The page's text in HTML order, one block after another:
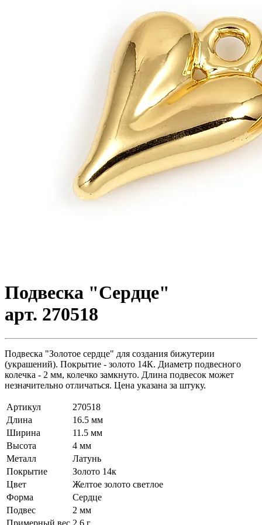
Подвеска "Сердце"
арт. 270518
Подвеска "Золотое сердце" для создания бижутерии
(украшений). Покрытие - золото 14К. Диаметр подвесного
колечка - 2 мм, колечко замкнуто. Длина подвесок может
незначительно отличаться. Цена указана за штуку.
Артикул
270518
Длина
16.5 мм
Ширина
11.5 мм
Высота
4 мм
Металл
Латунь
Покрытие
Золото 14к
Цвет
Желтое золото светлое
Форма
Сердце
Подвес
2 мм
Примерный вес 2.6 г.